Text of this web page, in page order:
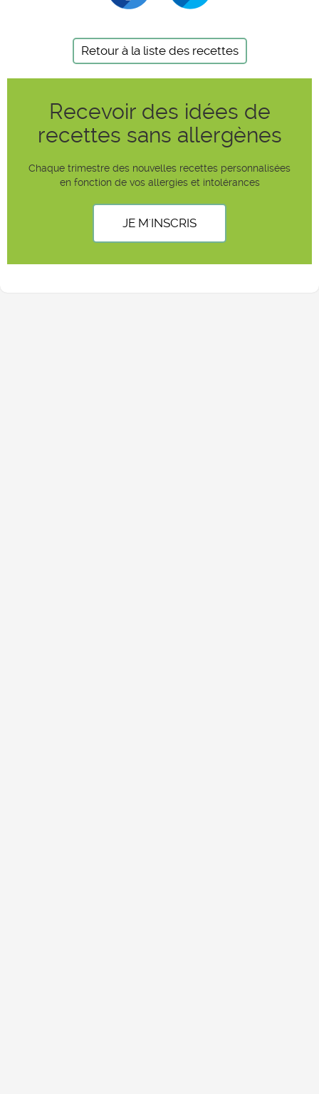
Retour à la liste des recettes
Recevoir des idées de
recettes sans allergènes
Chaque trimestre des nouvelles recettes personnalisées
en fonction de vos allergies et intolérances
JE M'INSCRIS